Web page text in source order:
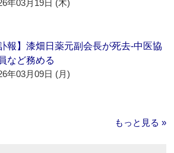
年03月19日 (木)
訃報】漆畑日薬元副会長が死去‐中医協
など務める
年03月09日 (月)
もっと見る »